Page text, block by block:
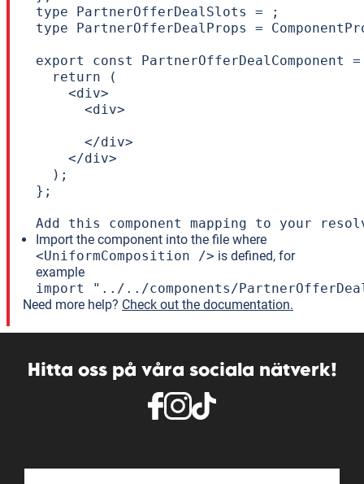
type PartnerOfferDealSlots = ;
type PartnerOfferDealProps =
export const
  return (
    <div>
      <div>
      </div>
    </div>
  );
};
Add this component mapping to your
Import the component into the file where
<UniformComposition /> is defined, for
example
import "../../components/
Need more help? Check out the documentation.
Hitta oss på våra sociala nätverk!